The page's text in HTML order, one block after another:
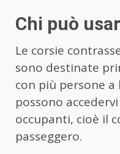
Chi può
Le corsie
sono destinate
con più persone a
possono
occupanti, cioè il
passeggero.